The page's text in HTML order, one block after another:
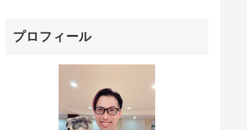
プロフィール